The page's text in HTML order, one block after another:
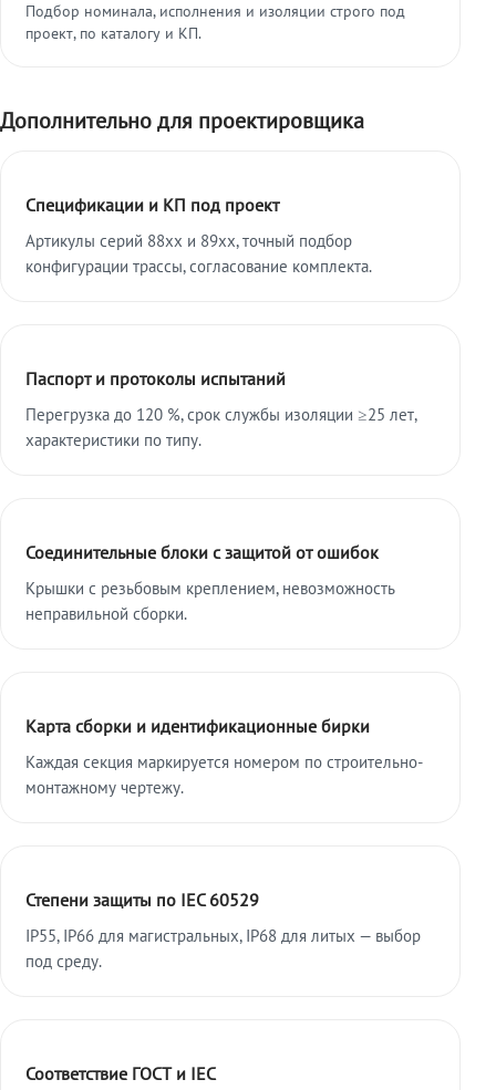
Подбор номинала, исполнения и изоляции строго под
проект, по каталогу и КП.
Дополнительно для проектировщика
Спецификации и КП под проект
Артикулы серий 88xx и 89xx, точный подбор
конфигурации трассы, согласование комплекта.
Паспорт и протоколы испытаний
Перегрузка до 120 %, срок службы изоляции ≥25 лет,
характеристики по типу.
Соединительные блоки с защитой от ошибок
Крышки с резьбовым креплением, невозможность
неправильной сборки.
Карта сборки и идентификационные бирки
Каждая секция маркируется номером по строительно-
монтажному чертежу.
Степени защиты по IEC 60529
IP55, IP66 для магистральных, IP68 для литых — выбор
под среду.
Соответствие ГОСТ и IEC